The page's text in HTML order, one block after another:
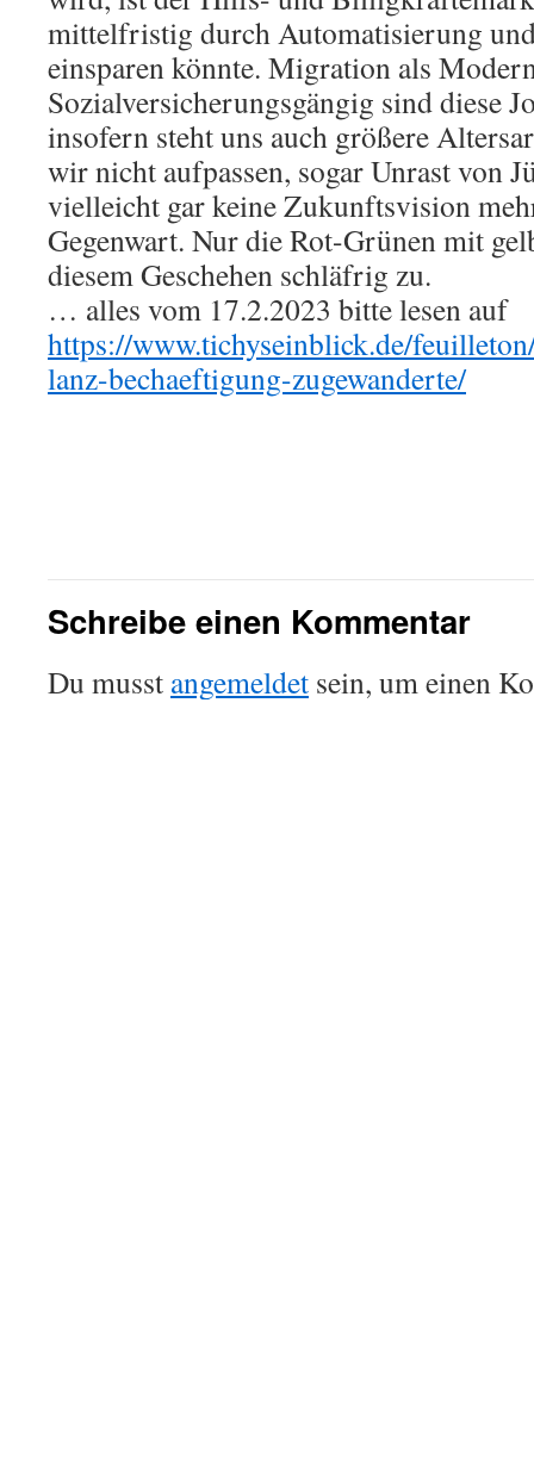
mittelfristig durch Automatisierung
einsparen könnte. Migration als
Sozialversicherungsgängig sind diese
insofern steht uns auch größere
wir nicht aufpassen, sogar Unrast von
vielleicht gar keine Zukunftsvision
Gegenwart. Nur die Rot-Grünen mit
diesem Geschehen schläfrig zu.
… alles vom 17.2.2023 bitte lesen auf
https://www.tichyseinblick.de/
lanz-bechaeftigung-zugewanderte/
Schreibe einen Kommentar
Du musst angemeldet sein, um einen